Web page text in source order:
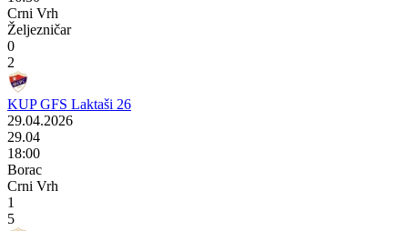
Crni Vrh
Željezničar
0
2
KUP GFS Laktaši 26
29.04.2026
29.04
18:00
Borac
Crni Vrh
1
5